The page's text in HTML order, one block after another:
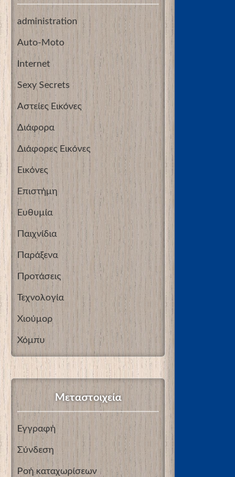
administration
Auto-Moto
Internet
Sexy Secrets
Αστείες Εικόνες
Διάφορα
Διάφορες Εικόνες
Εικόνες
Επιστήμη
Ευθυμία
Παιχνίδια
Παράξενα
Προτάσεις
Τεχνολογία
Χιούμορ
Χόμπυ
Μεταστοιχεία
Εγγραφή
Σύνδεση
Ροή καταχωρίσεων